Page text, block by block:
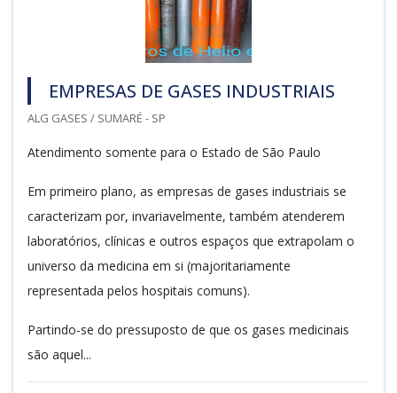
EMPRESAS DE GASES INDUSTRIAIS
ALG GASES / SUMARÉ - SP
Atendimento somente para o Estado de São Paulo
Em primeiro plano, as empresas de gases industriais se
caracterizam por, invariavelmente, também atenderem
laboratórios, clínicas e outros espaços que extrapolam o
universo da medicina em si (majoritariamente
representada pelos hospitais comuns).
Partindo-se do pressuposto de que os gases medicinais
são aquel...